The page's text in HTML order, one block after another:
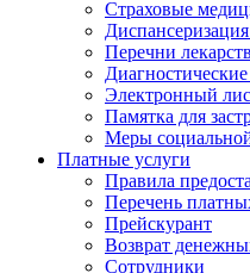
Страховые
Перечни
Электронный
Памятка для
Меры
Платные услуги
Правила
Перечень
Прейскурант
Возврат
Сотрудники